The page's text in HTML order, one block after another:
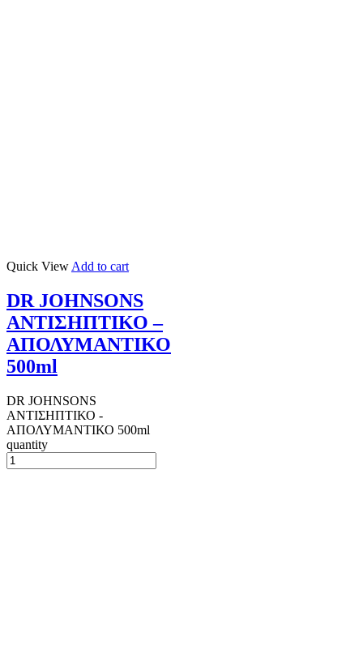
Quick View Add to cart
DR JOHNSONS
ΑΝΤΙΣΗΠΤΙΚΟ –
ΑΠΟΛΥΜΑΝΤΙΚΟ
500ml
DR JOHNSONS
ΑΝΤΙΣΗΠΤΙΚΟ -
ΑΠΟΛΥΜΑΝΤΙΚΟ 500ml
quantity